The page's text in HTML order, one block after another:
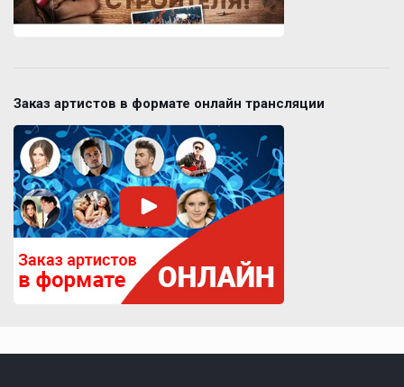
Заказ артистов в формате онлайн трансляции